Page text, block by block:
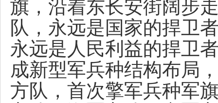
旗，沿着东长安街阔步
队，永远是国家的捍卫
永远是人民利益的捍卫
成新型军兵种结构布局
方队，首次擎军兵种军